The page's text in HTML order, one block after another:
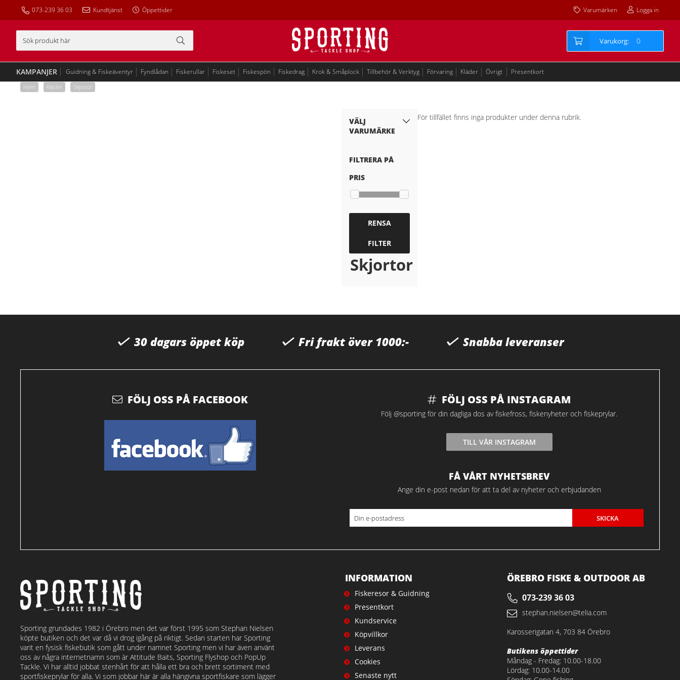
073-239 36 03 Kundtjänst Öppettider Varumärken Logga in
0
Guidning & Fiskeäventyr Fyndlådan Fiskerullar Fiskeset Fiskespön Fiskedrag Krok & Småplock Tillbehör & Verktyg Förvaring Kläder Övrigt
KAMPANJER Presentkort
Hem Kläder Skjortor
VÄLJ
VARUMÄRKE
FILTRERA PÅ
PRIS
RENSA
FILTER
Skjortor
För tillfället finns inga produkter under denna rubrik.
30 dagars öppet köp Fri frakt över 1000:- Snabba leveranser
FÖLJ OSS PÅ FACEBOOK FÖLJ OSS PÅ INSTAGRAM
Följ @sporting för din dagliga dos av fiskefross, fiskenyheter och fiskeprylar.
TILL VÅR INSTAGRAM
FÅ VÅRT NYHETSBREV
Ange din e-post nedan för att ta del av nyheter och erbjudanden
SKICKA
Sporting grundades 1982 i Örebro men det var först 1995 som Stephan Nielsen
köpte butiken och det var då vi drog igång på riktigt. Sedan starten har Sporting
varit en fysisk fiskebutik som gått under namnet Sporting men vi har även använt
oss av några internetnamn som är Attitude Baits, Sporting Flyshop och PopUp
Tackle. Vi har alltid jobbat stenhårt för att hålla ett bra och brett sortiment med
sportfiskeprylar för alla. Vi som jobbar här är alla hängivna sportfiskare som lägger
INFORMATION
Fiskeresor & Guidning
Presentkort
Kundservice
Köpvillkor
Leverans
Cookies
Senaste nytt
ÖREBRO FISKE & OUTDOOR AB
073-239 36 03
stephan.nielsen@telia.com
Karosserigatan 4, 703 84 Örebro
Butikens öppettider
Måndag - Fredag: 10.00-18.00
Lördag: 10.00-14.00